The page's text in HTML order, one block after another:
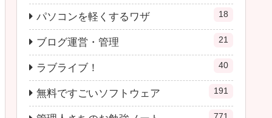
パソコンを軽くするワザ 18
ブログ運営・管理 21
ラブライブ！ 40
無料ですごいソフトウェア 191